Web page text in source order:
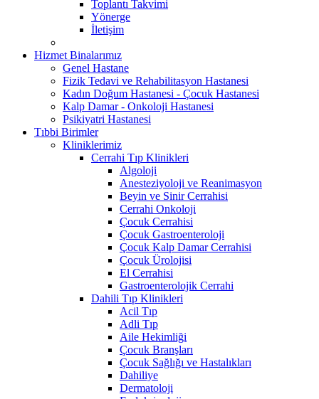
Toplantı Takvimi
Yönerge
İletişim
Hizmet Binalarımız
Genel Hastane
Fizik Tedavi ve Rehabilitasyon Hastanesi
Kadın Doğum Hastanesi - Çocuk Hastanesi
Kalp Damar - Onkoloji Hastanesi
Psikiyatri Hastanesi
Tıbbi Birimler
Kliniklerimiz
Cerrahi Tıp Klinikleri
Algoloji
Anesteziyoloji ve Reanimasyon
Beyin ve Sinir Cerrahisi
Cerrahi Onkoloji
Çocuk Cerrahisi
Çocuk Gastroenteroloji
Çocuk Kalp Damar Cerrahisi
Çocuk Ürolojisi
El Cerrahisi
Gastroenterolojik Cerrahi
Dahili Tıp Klinikleri
Acil Tıp
Adli Tıp
Aile Hekimliği
Çocuk Branşları
Çocuk Sağlığı ve Hastalıkları
Dahiliye
Dermatoloji